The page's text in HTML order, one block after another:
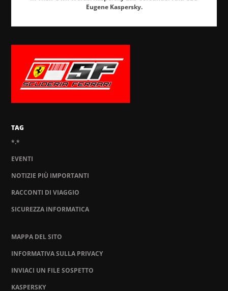
Eugene Kaspersky.
TAG
*.*
EVENTI
NOTIZIE PIÙ IMPORTANTI
RACCONTI DI VIAGGIO
SICUREZZA INFORMATICA
MAPPA DEL SITO
INFORMATIVA SULLA PRIVACY
INVIACI UN FILE SOSPETTO
KASPERSKY